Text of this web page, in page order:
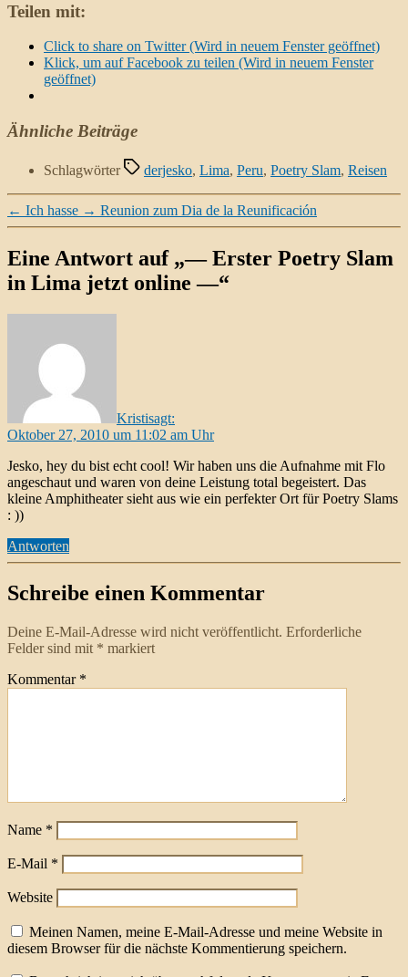
Teilen mit:
Click to share on Twitter (Wird in neuem Fenster geöffnet)
Klick, um auf Facebook zu teilen (Wird in neuem Fenster
geöffnet)
Ähnliche Beiträge
Schlagwörter derjesko, Lima, Peru, Poetry Slam, Reisen
← Ich hasse → Reunion zum Dia de la Reunificación
Eine Antwort auf „— Erster Poetry Slam
in Lima jetzt online —“
Kristisagt:
Oktober 27, 2010 um 11:02 am Uhr
Jesko, hey du bist echt cool! Wir haben uns die Aufnahme mit Flo
angeschaut und waren von deine Leistung total begeistert. Das
kleine Amphitheater sieht aus wie ein perfekter Ort für Poetry Slams
: ))
Antworten
Schreibe einen Kommentar
Deine E-Mail-Adresse wird nicht veröffentlicht. Erforderliche
Felder sind mit * markiert
Kommentar *
Name *
E-Mail *
Website
Meinen Namen, meine E-Mail-Adresse und meine Website in
diesem Browser für die nächste Kommentierung speichern.